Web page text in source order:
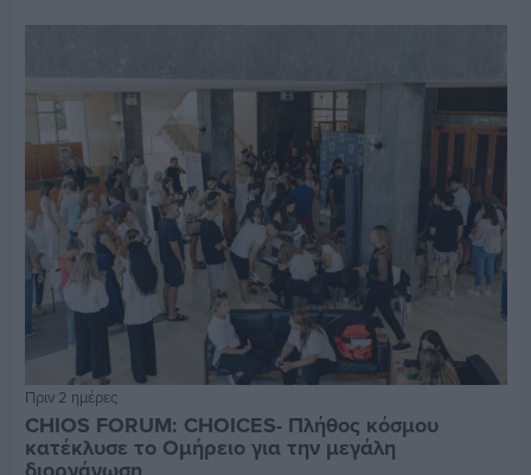
Πριν 2 ημέρες
CHIOS FORUM: CHOICES- Πλήθος κόσμου
κατέκλυσε το Ομήρειο για την μεγάλη